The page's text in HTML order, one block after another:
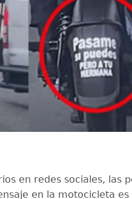
en redes sociales, las
en la motocicleta es